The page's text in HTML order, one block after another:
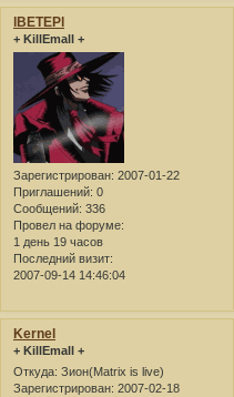
lBETEPl
+ KillEmall +
Зарегистрирован: 2007-01-22
Приглашений: 0
Сообщений: 336
Провел на форуме:
1 день 19 часов
Последний визит:
2007-09-14 14:46:04
Kernel
+ KillEmall +
Откуда: Зион(Matrix is live)
Зарегистрирован: 2007-02-18